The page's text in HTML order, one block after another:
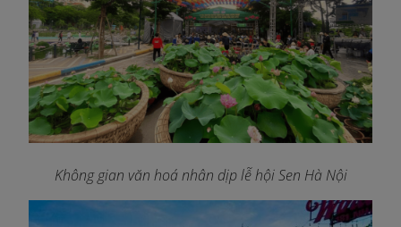
Không gian văn hoá nhân dịp lễ hội Sen Hà Nội